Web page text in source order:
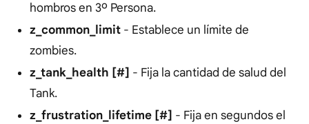
hombros en 3º Persona.
z_common_limit - Establece un límite de
zombies.
z_tank_health [#] - Fija la cantidad de salud del
Tank.
z_frustration_lifetime [#] - Fija en segundos el